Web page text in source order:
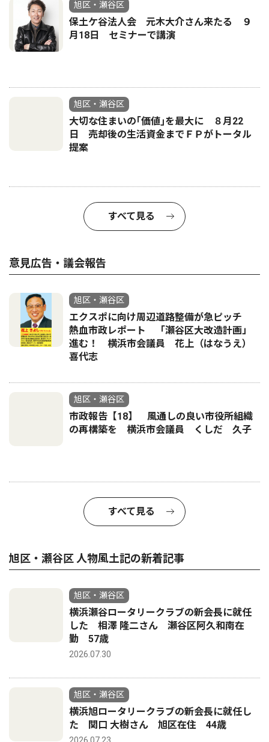
旭区・瀬谷区
保土ケ谷法人会 元木大介さん来たる ９
月18日 セミナーで講演
旭区・瀬谷区
大切な住まいの｢価値｣を最大に ８月22
日 売却後の生活資金までＦＰがトータル
提案
すべて見る
意見広告・議会報告
旭区・瀬谷区
エクスポに向け周辺道路整備が急ピッチ
熱血市政レポート 「瀬谷区大改造計画」
進む！ 横浜市会議員 花上（はなうえ）
喜代志
旭区・瀬谷区
市政報告【18】 風通しの良い市役所組織
の再構築を 横浜市会議員 くしだ 久子
すべて見る
旭区・瀬谷区 人物風土記の新着記事
旭区・瀬谷区
横浜瀬谷ロータリークラブの新会長に就任
した 相澤 隆二さん 瀬谷区阿久和南在
勤 57歳
2026.07.30
旭区・瀬谷区
横浜旭ロータリークラブの新会長に就任し
た 関口 大樹さん 旭区在住 44歳
2026.07.23